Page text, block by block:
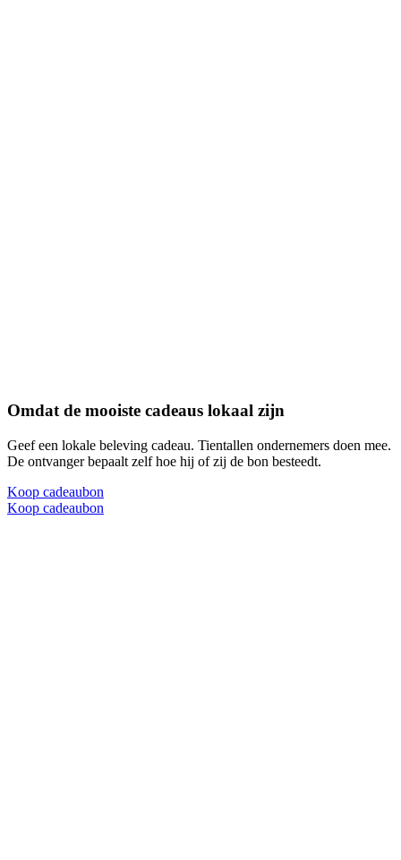
Omdat de mooiste cadeaus lokaal zijn
Geef een lokale beleving cadeau. Tientallen ondernemers doen mee.
De ontvanger bepaalt zelf hoe hij of zij de bon besteedt.
Koop cadeaubon
Koop cadeaubon